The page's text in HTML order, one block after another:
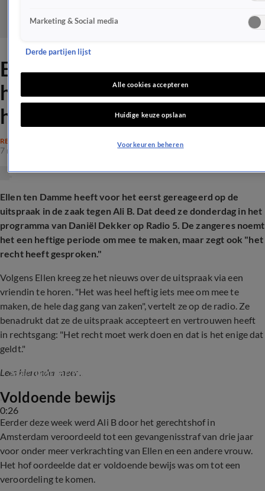
Ellen ten Damme na
hofuitspraak Ali B: 'Het recht
heeft gesproken'
RECHTSZAKEN
7 mei 2026, 19:31
Ellen ten Damme heeft voor het eerst gereageerd op de
uitspraak in de zaak tegen Ali B. Dat deed ze donderdag in het
programma van Daniël Dekker op Radio 5. De zangeres noemt
het een heftige periode om mee te maken, maar zegt ook "het
recht heeft gesproken."
Volgens Ellen kreeg ze het nieuws over de uitspraak via een
vriendin te horen. "Het was heel heftig iets mee om mee te
maken, de hele dag gang van zaken", vertelt ze op de radio. Ze
benadrukt dat ze de uitspraak accepteert en vertrouwen heeft
in rechtsgang: "Het recht moet werk doen en dat is het enige dat
geldt."
Lees hieronder meer...
0:26
Slachtoffer Naomi schuift aan bij RTL Tonight
Voldoende bewijs
Eerder deze week werd Ali B door het gerechtshof in
Amsterdam veroordeeld tot een gevangenisstraf van drie jaar
voor onder meer verkrachting van Ellen en een andere vrouw.
Het hof oordeelde dat er voldoende bewijs was om tot een
veroordeling te komen.
Marketing & Social media
Derde partijen lijst
Alle cookies accepteren
Huidige keuze opslaan
Voorkeuren beheren